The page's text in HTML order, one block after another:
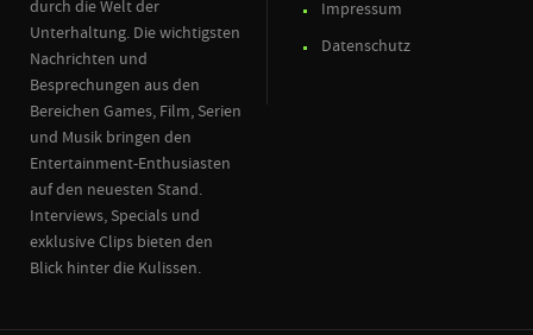
durch die Welt der
Unterhaltung. Die wichtigsten
Nachrichten und
Besprechungen aus den
Bereichen Games, Film, Serien
und Musik bringen den
Entertainment-Enthusiasten
auf den neuesten Stand.
Interviews, Specials und
exklusive Clips bieten den
Blick hinter die Kulissen.
Impressum
Datenschutz